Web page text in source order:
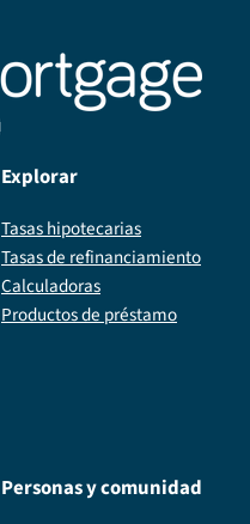
Explorar
Tasas hipotecarias
Tasas de refinanciamiento
Calculadoras
Productos de préstamo
Personas y comunidad